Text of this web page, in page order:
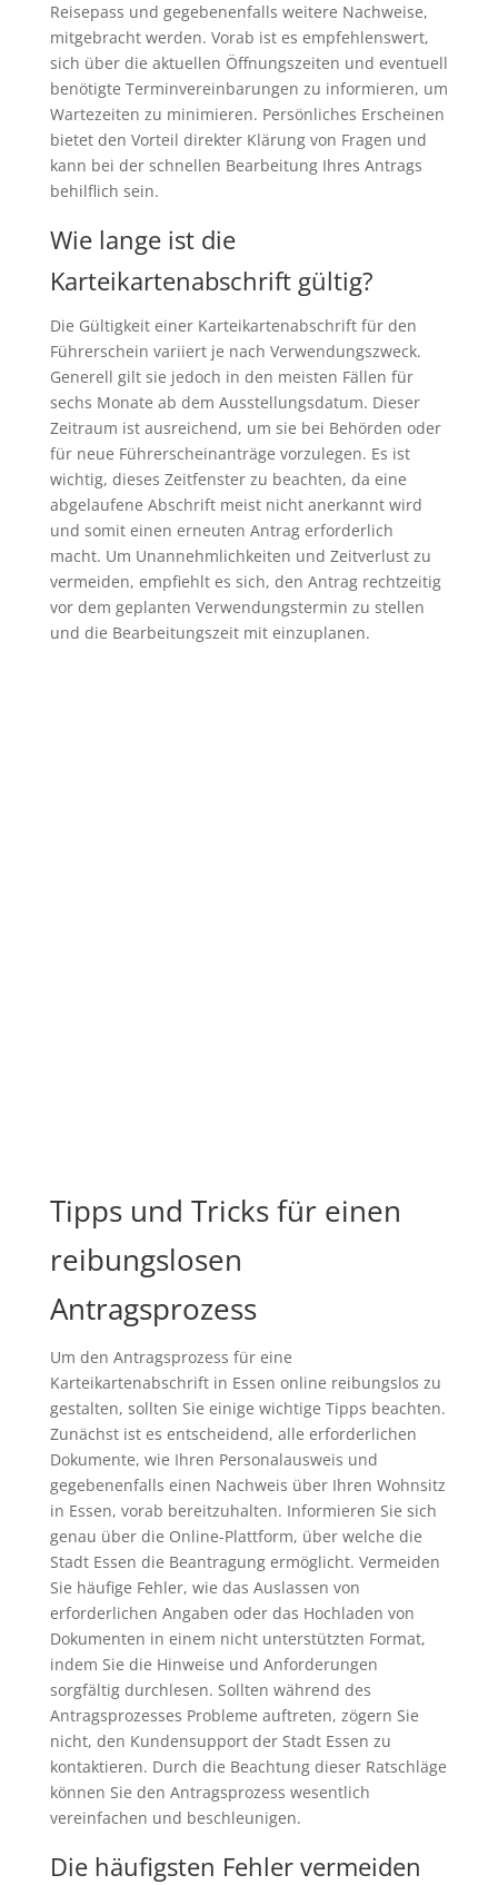
Reisepass und gegebenenfalls weitere Nachweise,
mitgebracht werden. Vorab ist es empfehlenswert,
sich über die aktuellen Öffnungszeiten und eventuell
benötigte Terminvereinbarungen zu informieren, um
Wartezeiten zu minimieren. Persönliches Erscheinen
bietet den Vorteil direkter Klärung von Fragen und
kann bei der schnellen Bearbeitung Ihres Antrags
behilflich sein.
Wie lange ist die
Karteikartenabschrift gültig?
Die Gültigkeit einer Karteikartenabschrift für den
Führerschein variiert je nach Verwendungszweck.
Generell gilt sie jedoch in den meisten Fällen für
sechs Monate ab dem Ausstellungsdatum. Dieser
Zeitraum ist ausreichend, um sie bei Behörden oder
für neue Führerscheinanträge vorzulegen. Es ist
wichtig, dieses Zeitfenster zu beachten, da eine
abgelaufene Abschrift meist nicht anerkannt wird
und somit einen erneuten Antrag erforderlich
macht. Um Unannehmlichkeiten und Zeitverlust zu
vermeiden, empfiehlt es sich, den Antrag rechtzeitig
vor dem geplanten Verwendungstermin zu stellen
und die Bearbeitungszeit mit einzuplanen.
Tipps und Tricks für einen
reibungslosen
Antragsprozess
Um den Antragsprozess für eine
Karteikartenabschrift in Essen online reibungslos zu
gestalten, sollten Sie einige wichtige Tipps beachten.
Zunächst ist es entscheidend, alle erforderlichen
Dokumente, wie Ihren Personalausweis und
gegebenenfalls einen Nachweis über Ihren Wohnsitz
in Essen, vorab bereitzuhalten. Informieren Sie sich
genau über die Online-Plattform, über welche die
Stadt Essen die Beantragung ermöglicht. Vermeiden
Sie häufige Fehler, wie das Auslassen von
erforderlichen Angaben oder das Hochladen von
Dokumenten in einem nicht unterstützten Format,
indem Sie die Hinweise und Anforderungen
sorgfältig durchlesen. Sollten während des
Antragsprozesses Probleme auftreten, zögern Sie
nicht, den Kundensupport der Stadt Essen zu
kontaktieren. Durch die Beachtung dieser Ratschläge
können Sie den Antragsprozess wesentlich
vereinfachen und beschleunigen.
Die häufigsten Fehler vermeiden